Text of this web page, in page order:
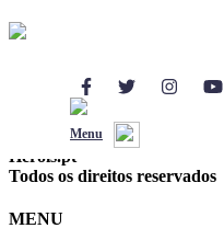
Menu
Responsabilidade Social
da Betano.pt
Herois.pt
Todos os direitos reservados
MENU